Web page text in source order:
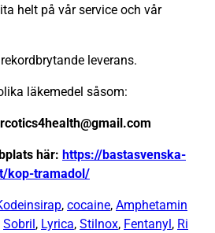
helt på vår service och vår
leverans.
läkemedel såsom:
här: https://bastasvenska-
kop-tramadol/
, cocaine, Amphetamin
Sobril , Lyrica, Stilnox, Fentanyl , Ri